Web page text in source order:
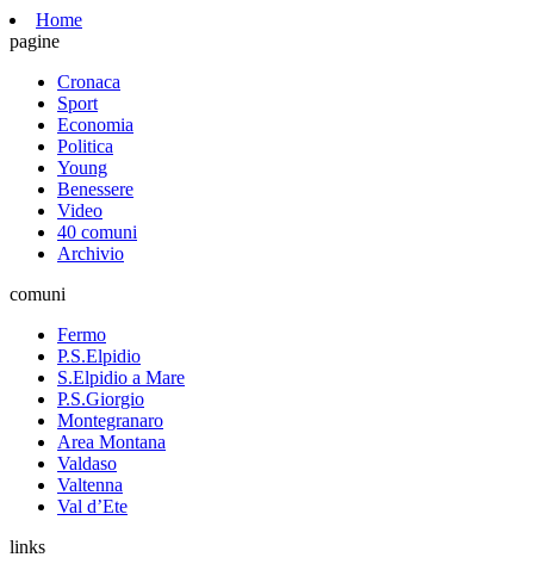
Home
pagine
Cronaca
Sport
Economia
Politica
Young
Benessere
Video
40 comuni
Archivio
comuni
Fermo
P.S.Elpidio
S.Elpidio a Mare
P.S.Giorgio
Montegranaro
Area Montana
Valdaso
Valtenna
Val d’Ete
links